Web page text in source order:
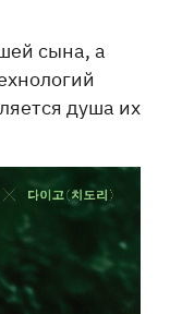
сына, а
душа их